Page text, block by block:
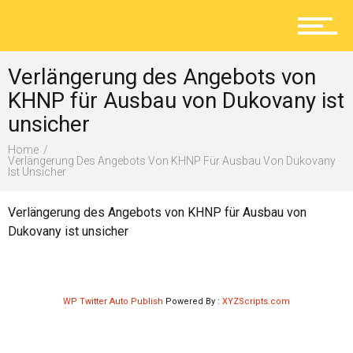
Lokal
Ratgeber
Service
Verlängerung des Angebots von
KHNP für Ausbau von Dukovany ist
unsicher
Home
Verlängerung Des Angebots Von KHNP Für Ausbau Von Dukovany
Ist Unsicher
Verlängerung des Angebots von KHNP für Ausbau von
Dukovany ist unsicher
WP Twitter Auto Publish Powered By : XYZScripts.com